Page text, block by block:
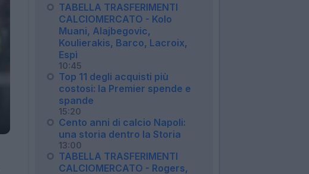
TABELLA TRASFERIMENTI
CALCIOMERCATO - Kolo
Muani, Alajbegovic,
Koulierakis, Barco, Lacroix,
Espì
10:45
Top 11 degli acquisti più
costosi: la Premier spende e
spande
15:20
Cento anni di calcio Napoli:
una storia dentro la Storia
13:00
TABELLA TRASFERIMENTI
CALCIOMERCATO - Rogers,